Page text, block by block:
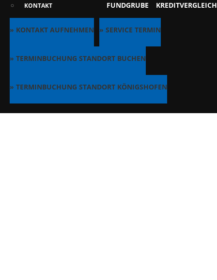
KONTAKT FUNDGRUBE KREDITVERGLEICH
» KONTAKT AUFNEHMEN » SERVICE TERMIN
» TERMINBUCHUNG STANDORT BUCHEN
» TERMINBUCHUNG STANDORT KÖNIGSHOFEN